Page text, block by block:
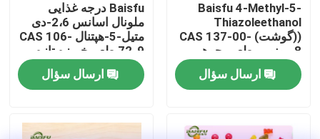
تور کارخانه
کنترل کیفیت
Baisfu 4-Methyl-5-
Thiazoleethanol
((گوشت) CAS 137-00-
8 مونومر طعم، جوهر
کمک کننده
ارسال سؤال
Baisfu درجه غذایی
ملونال اسانس 2،6-دی
متیل-5-هپتنال CAS 106-
72-9 طعم خربزه تازه
برای نوشیدنی و عطر
روزانه
ارسال سؤال